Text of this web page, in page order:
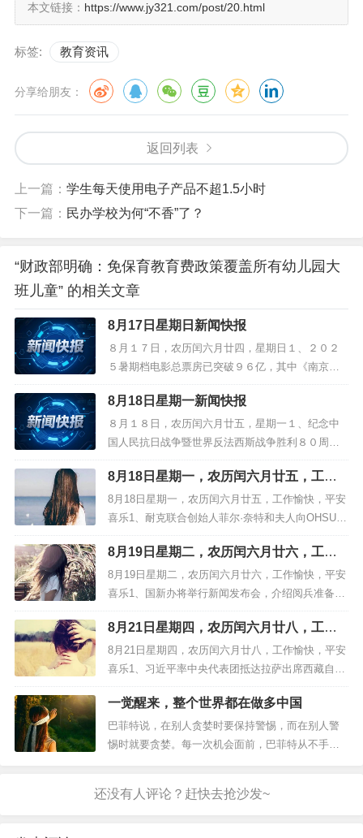
本文链接： https://www.jy321.com/post/20.html
标签: 教育资讯
分享给朋友：
返回列表
上一篇： 学生每天使用电子产品不超1.5小时
下一篇： 民办学校为何“不香”了？
“财政部明确：免保育教育费政策覆盖所有幼儿园大
班儿童” 的相关文章
8月17日星期日新闻快报
８月１７日，农历闰六月廿四，星期日１、２０２
５暑期档电影总票房已突破９６亿，其中《南京照
相馆》票房超２５亿领跑；２、前７月全国新建商
品房销售面积近５．１６亿平方米，同比下降
４％；新建商品房销售额约４９５６６亿元，下降
６．５％；３、官方通报“女司机亮证逼迫让路事件”
后续处理结果：“亮证女”丈夫被注销行...
8月18日星期一新闻快报
８月１８日，农历闰六月廿五，星期一１、纪念中
国人民抗日战争暨世界反法西斯战争胜利８０周年
大会第二次综合演练顺利完成；２、首届世界人形
机器人运动会落幕，世界人形机器人运动联合会宣
告成立；第二届将于２０２６年８月在北京举办；
３、成都世运会闭幕：产生２３３枚金牌，中国队
获３６金１７银１１铜位居金牌、奖牌榜...
8月18日星期一，农历闰六月廿五，工作
愉快，平安喜乐
8月18日星期一，农历闰六月廿五，工作愉快，平安
喜乐1、耐克联合创始人菲尔·奈特和夫人向OHSU奈
特癌症研究所创纪录捐赠20 亿美元2、浙江省人大
常委会党组副书记、副主任高兴夫接受审查调查3、
医保局：支持引导将生育津贴直接发放给参保人；
泽连斯基抵达华盛顿4、浙江省人大常委会副主任高
兴夫被查，曾由省属...
8月19日星期二，农历闰六月廿六，工作
愉快，平安喜乐
8月19日星期二，农历闰六月廿六，工作愉快，平安
喜乐1、国新办将举行新闻发布会，介绍阅兵准备工
作有关情况2、“淘宝首个程序员”加盟创业公司，后
者创始人曾是阿里研究员3、新疆维吾尔自治区财政
厅原厅长郝磊履新伊犁州党委副书记4、胖东来新店
招聘900人，保安保洁要求本科学历5、麦当劳经典
奶昔限时回归，门店...
8月21日星期四，农历闰六月廿八，工作
愉快，平安喜乐
8月21日星期四，农历闰六月廿八，工作愉快，平安
喜乐1、习近平率中央代表团抵达拉萨出席西藏自治
区成立60周年庆祝活动2、热浪一轮接一轮，半个月
里西班牙高温已致1149人死亡3、广西多地发现超40
例基孔肯雅热病例，疾控提示筑牢校园健康防线4、
阅兵活动按照阅兵式、分列式2个步骤进行，时长约
一觉醒来，整个世界都在做多中国
巴菲特说，在别人贪婪时要保持警惕，而在别人警
惕时就要贪婪。每一次机会面前，巴菲特从不手软
顶之际， 华尔街资本已经果断进场、做多中